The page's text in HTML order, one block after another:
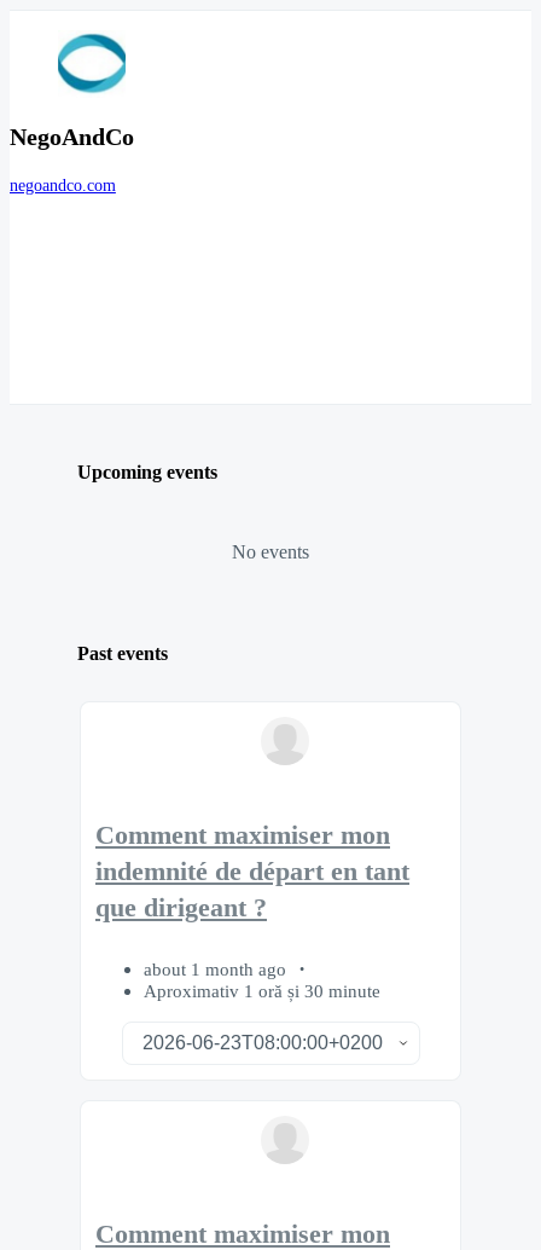
NegoAndCo
negoandco.com
Upcoming events
No events
Past events
Comment maximiser mon
indemnité de départ en tant
que dirigeant ?
about 1 month ago
Aproximativ 1 oră și 30 minute
Comment maximiser mon